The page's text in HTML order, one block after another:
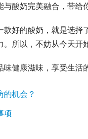
酸奶完美融合，带给
好的酸奶，就是选
所以，不妨从今天开
健康滋味，享受生活
的机会？
项